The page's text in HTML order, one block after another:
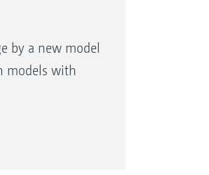
by a new model
models with